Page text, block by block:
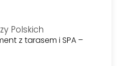
Polskich
z tarasem i SPA –